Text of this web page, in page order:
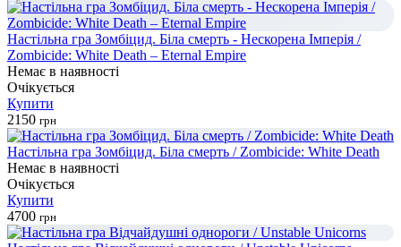
Настільна гра Зомбіцид. Біла смерть - Нескорена Імперія /
Zombicide: White Death – Eternal Empire
Немає в наявності
Очікується
Купити
2150 грн
Настільна гра Зомбіцид. Біла смерть / Zombicide: White Death
Немає в наявності
Очікується
Купити
4700 грн